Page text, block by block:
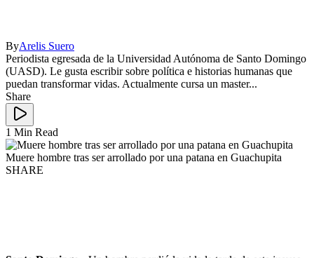
ByArelis Suero
Periodista egresada de la Universidad Autónoma de Santo Domingo
(UASD). Le gusta escribir sobre política e historias humanas que
puedan transformar vidas. Actualmente cursa un master...
Share
1 Min Read
Muere hombre tras ser arrollado por una patana en Guachupita
SHARE